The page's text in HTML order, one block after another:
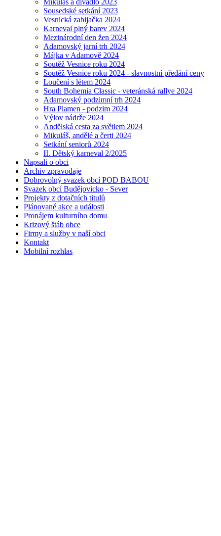
Mikuláš a divadlo 2023
Sousedské setkání 2023
Vesnická zabijačka 2024
Karneval plný barev 2024
Mezinárodní den žen 2024
Adamovský jarní trh 2024
Májka v Adamově 2024
Soutěž Vesnice roku 2024
Soutěž Vesnice roku 2024 - slavnostní předání ceny
Loučení s létem 2024
South Bohemia Classic - veteránská rallye 2024
Adamovský podzimní trh 2024
Hra Plamen - podzim 2024
Výlov nádrže 2024
Andělská cesta za světlem 2024
Mikuláš, andělé a čerti 2024
Setkání seniorů 2024
II. Dětský karneval 2/2025
Napsali o obci
Archiv zpravodaje
Dobrovolný svazek obcí POD BABOU
Svazek obcí Budějovicko - Sever
Projekty z dotačních titulů
Plánované akce a události
Pronájem kulturního domu
Krizový štáb obce
Firmy a služby v naší obci
Kontakt
Mobilní rozhlas